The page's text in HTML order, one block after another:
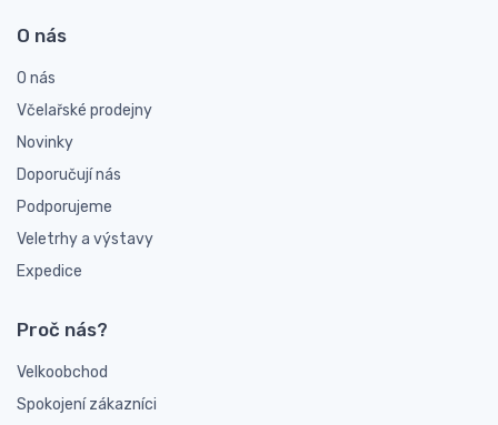
O nás
O nás
Včelařské prodejny
Novinky
Doporučují nás
Podporujeme
Veletrhy a výstavy
Expedice
Proč nás?
Velkoobchod
Spokojení zákazníci